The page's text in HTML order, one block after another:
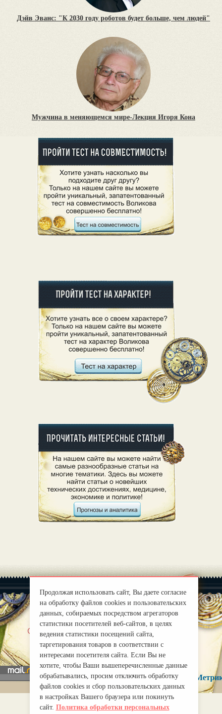
Дэйв Эванс: "К 2030 году роботов будет больше, чем людей"
Мужчина в меняющемся мире-Лекция Игоря Кона
О нас
mirprognoz@mail.ru
Продолжая использовать сайт, Вы даете согласие
на обработку файлов cookies и пользовательских
данных, собираемых посредством агрегаторов
статистики посетителей веб-сайтов, в целях
ведения статистики посещений сайта,
таргетирования товаров в соответствии с
интересами посетителя сайта. Если Вы не
хотите, чтобы Ваши вышеперечисленные данные
обрабатывались, просим отключить обработку
файлов cookies и сбор пользовательских данных
в настройках Вашего браузера или покинуть
сайт. Политика обработки персональных